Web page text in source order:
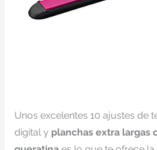
Unos excelentes 10 ajustes de
digital y planchas extra largas